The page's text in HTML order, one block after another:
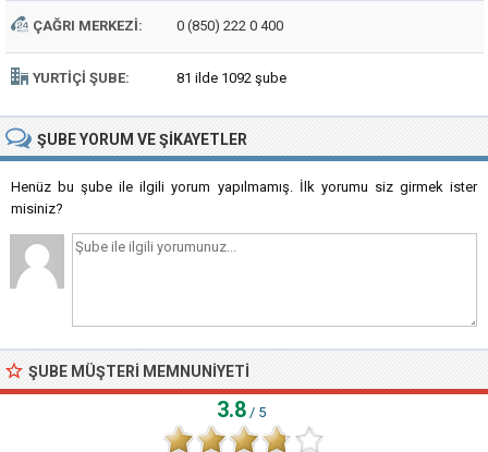
ÇAĞRI MERKEZI: 0 (850) 222 0 400
YURTIÇI ŞUBE: 81 ilde 1092 şube
ŞUBEYORUM VE ŞIKAYETLER
Henüz bu şube ile ilgili yorum yapılmamış. İlk yorumu siz girmek ister
misiniz?
ŞUBE MÜŞTERI MEMNUNIYETI
3.8 / 5